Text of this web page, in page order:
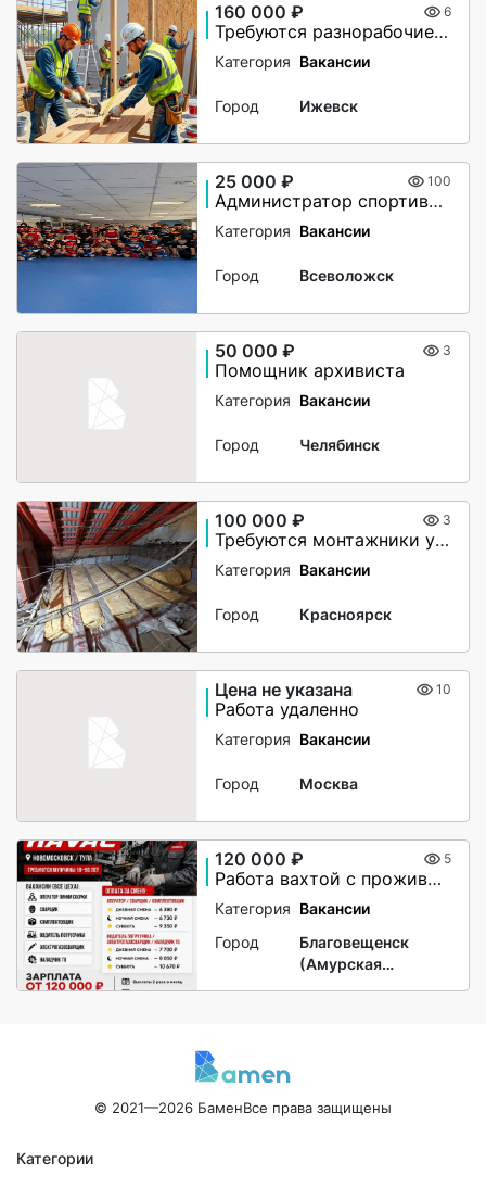
160 000 ₽ 6
Требуются разнорабочие, монтажники. Вахта в Великий Новгород
Категория Вакансии
Город Ижевск
25 000 ₽ 100
Администратор спортивного клуба
Категория Вакансии
Город Всеволожск
50 000 ₽ 3
Помощник архивиста
Категория Вакансии
Город Челябинск
100 000 ₽ 3
Требуются монтажники утепления чердачного помещения
Категория Вакансии
Город Красноярск
Цена не указана 10
Работа удаленно
Категория Вакансии
Город Москва
120 000 ₽ 5
Работа вахтой с проживанием для женщин, для мужчин
Категория Вакансии
Город
Благовещенск
(Амурская
© 2021—2026 БаменВсе права защищены
Категории